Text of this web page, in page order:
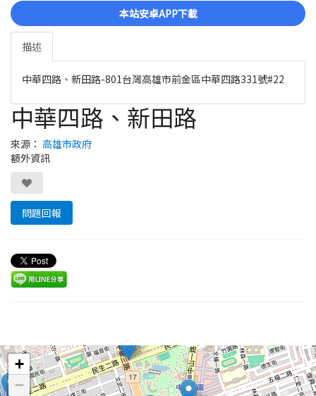
本站安卓APP下載
描述
中華四路、新田路-801台灣高雄市前金區中華四路331號#22
中華四路、新田路
來源： 高雄市政府
額外資訊
問題回報
+
−